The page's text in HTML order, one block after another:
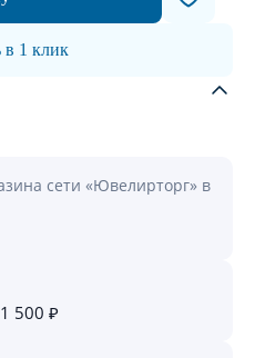
в 1 клик
сети «Ювелирторг» в
500 ₽